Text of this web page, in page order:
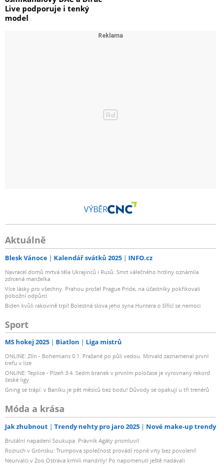
Live podporuje i tenký
model
VÝBĚR
Aktuálně
Blesk Vánoce Kalendář svátků 2025 INFO.cz
Navracel domů mrtvá těla Ukrajinců i Rusů: Smrt válečného hrdiny oznámila
zdrcená manželka
Více lásky pro všechny. Prahou prošel Prague Pride, na účastníky pokřikovali
pobožní odpůrci
Biden kvůli rakovině trpí! Bolestná slova jeho syna Huntera o šířící se nemoci
Sport
MS hokej 2025 Biatlon Liga mistrů
ONLINE: Zlín - Bohemians 0:1. Pražané po půli vedou. Mirvald zaznamenal první
trefu v lize
ONLINE: Teplice - Plzeň 3:4. Sedm branek v prvním poločase je vyrovnaný rekord
české ligy
Gning se trápí: v Baníku je pět měsíců bez bodu! Důvody se opakují u tří trenérů
Móda a krása
Jak zhubnout Trendy nehty pro jaro 2025 Nové make-up trendy
Brutální napadení Soukupa. Právník Agáty promluvil
Rozruch v Grónsku: Trumpova společnost provádí ropné vrty bez povolení!
Neurvalci v Zoo Ostrava krmili mandrily! Po napomenutí ještě nadávali